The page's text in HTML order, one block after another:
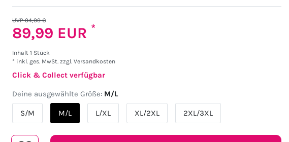
UVP 94,99 €
89,99 EUR *
Inhalt 1 Stück
* inkl. ges. MwSt. zzgl. Versandkosten
Click & Collect verfügbar
Deine ausgewählte Größe: M/L
S/M M/L L/XL XL/2XL 2XL/3XL